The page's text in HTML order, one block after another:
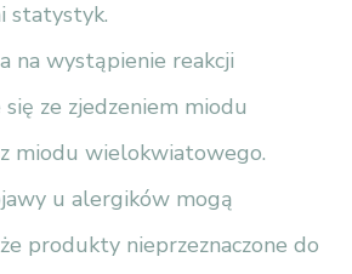
statystyk.
na wystąpienie reakcji
ze zjedzeniem miodu
miodu wielokwiatowego.
u alergików mogą
produkty nieprzeznaczone do